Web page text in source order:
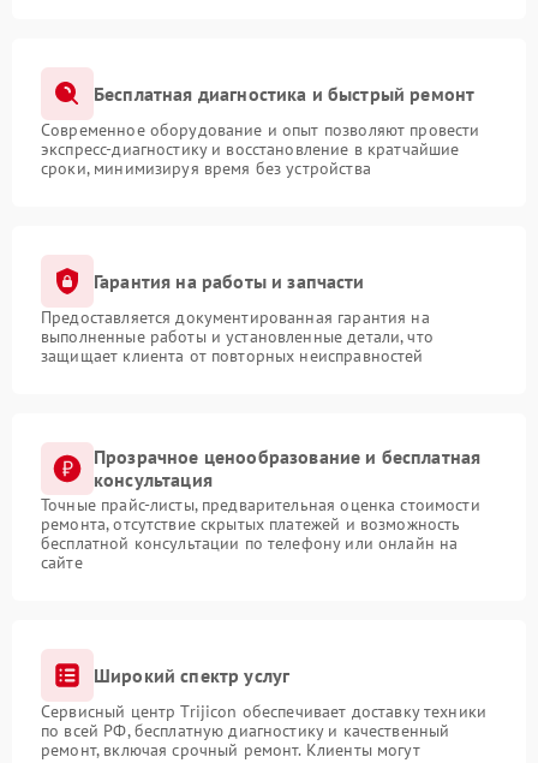
Бесплатная диагностика и быстрый ремонт
Современное оборудование и опыт позволяют провести
экспресс-диагностику и восстановление в кратчайшие
сроки, минимизируя время без устройства
Гарантия на работы и запчасти
Предоставляется документированная гарантия на
выполненные работы и установленные детали, что
защищает клиента от повторных неисправностей
Прозрачное ценообразование и бесплатная
консультация
Точные прайс-листы, предварительная оценка стоимости
ремонта, отсутствие скрытых платежей и возможность
бесплатной консультации по телефону или онлайн на
сайте
Широкий спектр услуг
Сервисный центр Trijicon обеспечивает доставку техники
по всей РФ, бесплатную диагностику и качественный
ремонт, включая срочный ремонт. Клиенты могут